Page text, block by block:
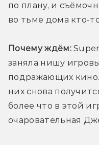
по плану, и
во тьме дома кто-
Почему ждём:
заняла нишу
подражающих кино.
них снова
более что в этой
очаровательная